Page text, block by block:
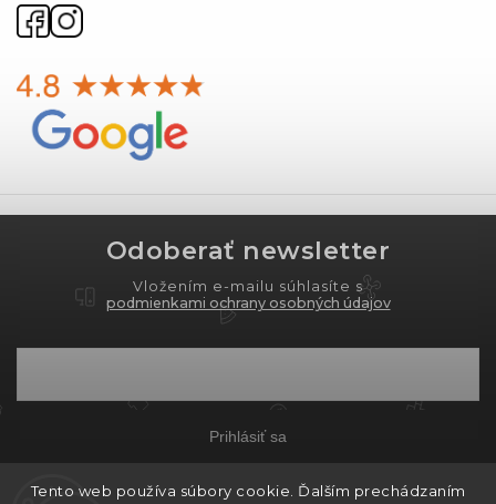
Tento web používa súbory cookie. Ďalším prechádzaním
Odoberať newsletter
Vložením e-mailu súhlasíte s
podmienkami ochrany osobných údajov
Prihlásiť sa